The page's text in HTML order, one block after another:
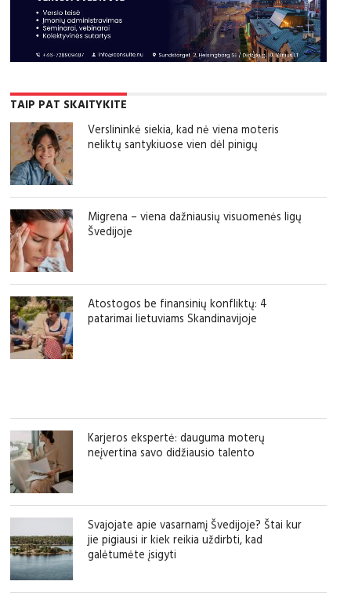
TAIP PAT SKAITYKITE
Verslininkė siekia, kad nė viena moteris
neliktų santykiuose vien dėl pinigų
Migrena – viena dažniausių visuomenės ligų
Švedijoje
Atostogos be finansinių konfliktų: 4
patarimai lietuviams Skandinavijoje
Karjeros ekspertė: dauguma moterų
neįvertina savo didžiausio talento
Svajojate apie vasarnamį Švedijoje? Štai kur
jie pigiausi ir kiek reikia uždirbti, kad
galėtumėte įsigyti